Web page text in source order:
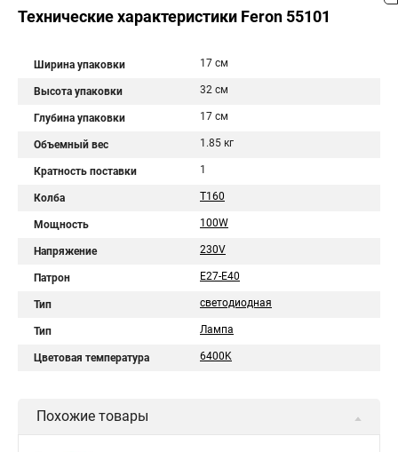
Технические характеристики Feron 55101
Ширина упаковки 17 см
Высота упаковки 32 см
Глубина упаковки 17 см
Объемный вес 1.85 кг
Кратность поставки 1
Колба T160
Мощность 100W
Напряжение 230V
Патрон Е27-E40
Тип светодиодная
Тип Лампа
Цветовая температура 6400K
Похожие товары